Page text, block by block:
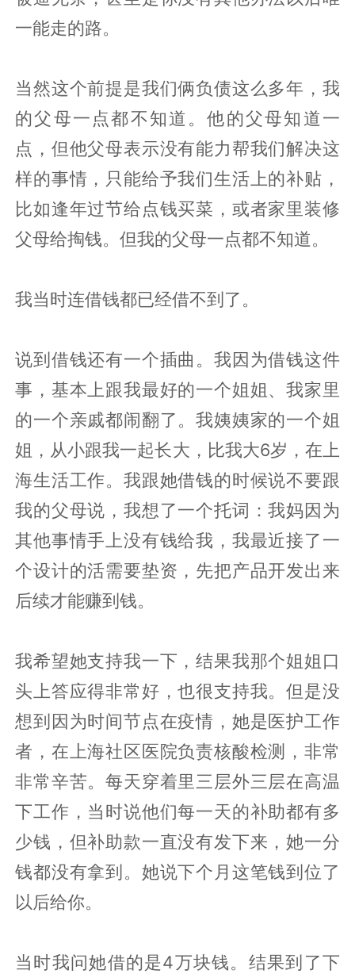
一能走的路。
当然这个前提是我们俩负债这么多年，我
的父母一点都不知道。他的父母知道一
点，但他父母表示没有能力帮我们解决这
样的事情，只能给予我们生活上的补贴，
比如逢年过节给点钱买菜，或者家里装修
父母给掏钱。但我的父母一点都不知道。
我当时连借钱都已经借不到了。
说到借钱还有一个插曲。我因为借钱这件
事，基本上跟我最好的一个姐姐、我家里
的一个亲戚都闹翻了。我姨姨家的一个姐
姐，从小跟我一起长大，比我大6岁，在上
海生活工作。我跟她借钱的时候说不要跟
我的父母说，我想了一个托词：我妈因为
其他事情手上没有钱给我，我最近接了一
个设计的活需要垫资，先把产品开发出来
后续才能赚到钱。
我希望她支持我一下，结果我那个姐姐口
头上答应得非常好，也很支持我。但是没
想到因为时间节点在疫情，她是医护工作
者，在上海社区医院负责核酸检测，非常
非常辛苦。每天穿着里三层外三层在高温
下工作，当时说他们每一天的补助都有多
少钱，但补助款一直没有发下来，她一分
钱都没有拿到。她说下个月这笔钱到位了
以后给你。
当时我问她借的是4万块钱。结果到了下